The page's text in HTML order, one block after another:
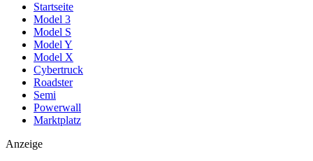
Startseite
Model 3
Model S
Model Y
Model X
Cybertruck
Roadster
Semi
Powerwall
Marktplatz
Anzeige